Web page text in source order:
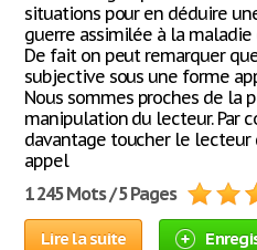
situations pour en déduire
guerre assimilée à la
De fait on peut remarquer
subjective sous une forme
Nous sommes proches de la
manipulation du lecteur. Par
davantage toucher le lecteur
appel
1 245 Mots / 5 Pages
Lire la suite